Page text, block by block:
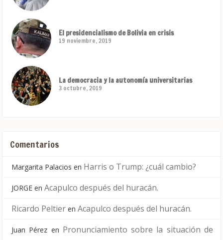
El presidencialismo de Bolivia en crisis
19 noviembre, 2019
La democracia y la autonomía universitarias
3 octubre, 2019
Comentarios
Margarita Palacios en Harris o Trump: ¿cuál cambio?
JORGE en Acapulco después del huracán.
Ricardo Peltier en Acapulco después del huracán.
Juan Pérez en Pronunciamiento sobre la situación de